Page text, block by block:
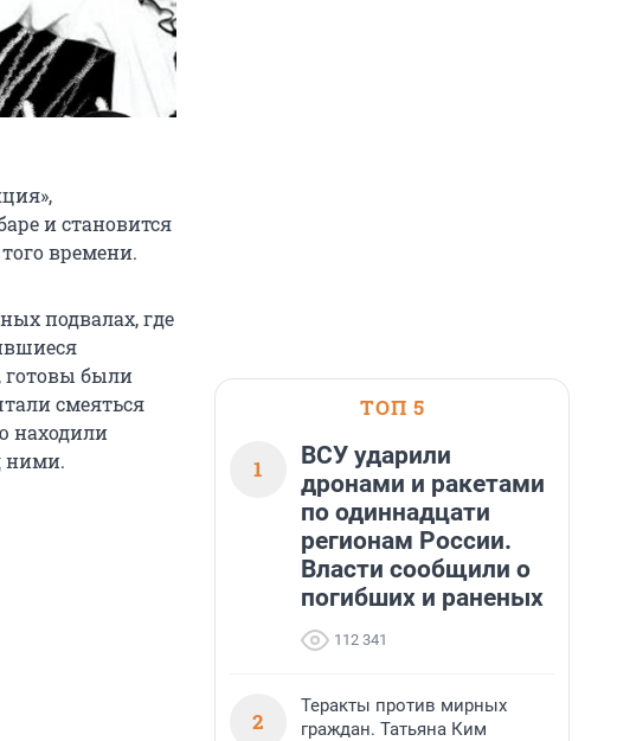
и становится
времени.
подвалах, где
готовы были
смеяться
находили
ними.
ТОП 5
1
ВСУ ударили
дронами и ракетами
по одиннадцати
регионам России.
Власти сообщили о
погибших и раненых
112 341
2
Теракты против мирных
граждан. Татьяна Ким